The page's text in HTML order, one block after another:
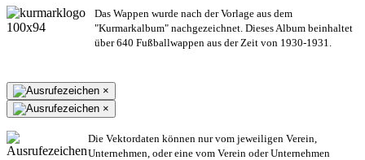
Das Wappen wurde nach der Vorlage aus dem
"Kurmarkalbum" nachgezeichnet. Dieses Album beinhaltet
über 640 Fußballwappen aus der Zeit von 1930-1931.
×
×
Die Vektordaten können nur vom jeweiligen Verein,
Unternehmen, oder eine vom Verein oder Unternehmen